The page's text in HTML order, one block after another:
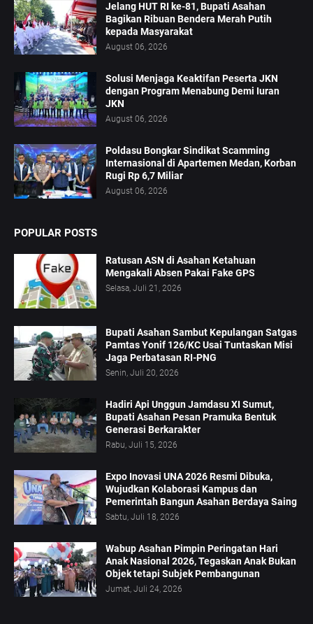
Jelang HUT RI ke-81, Bupati Asahan
Bagikan Ribuan Bendera Merah Putih
kepada Masyarakat
August 06, 2026
Solusi Menjaga Keaktifan Peserta JKN
dengan Program Menabung Demi Iuran
JKN
August 06, 2026
Poldasu Bongkar Sindikat Scamming
Internasional di Apartemen Medan, Korban
Rugi Rp 6,7 Miliar
August 06, 2026
POPULAR POSTS
Ratusan ASN di Asahan Ketahuan
Mengakali Absen Pakai Fake GPS
Selasa, Juli 21, 2026
Bupati Asahan Sambut Kepulangan Satgas
Pamtas Yonif 126/KC Usai Tuntaskan Misi
Jaga Perbatasan RI-PNG
Senin, Juli 20, 2026
Hadiri Api Unggun Jamdasu XI Sumut,
Bupati Asahan Pesan Pramuka Bentuk
Generasi Berkarakter
Rabu, Juli 15, 2026
Expo Inovasi UNA 2026 Resmi Dibuka,
Wujudkan Kolaborasi Kampus dan
Pemerintah Bangun Asahan Berdaya Saing
Sabtu, Juli 18, 2026
Wabup Asahan Pimpin Peringatan Hari
Anak Nasional 2026, Tegaskan Anak Bukan
Objek tetapi Subjek Pembangunan
Jumat, Juli 24, 2026